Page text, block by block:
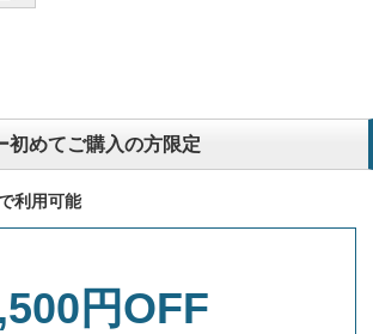
初めてご購入の方限定
利用可能
円OFF